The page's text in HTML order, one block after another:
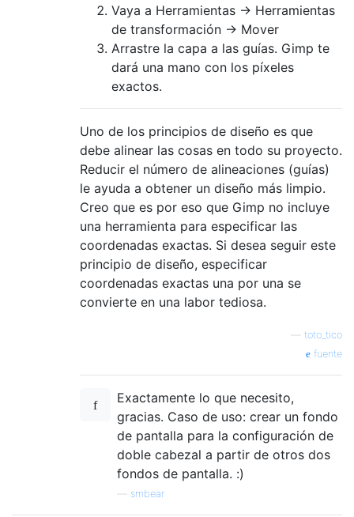
Vaya a Herramientas -> Herramientas
de transformación -> Mover
Arrastre la capa a las guías. Gimp te
dará una mano con los píxeles
exactos.
Uno de los principios de diseño es que
debe alinear las cosas en todo su proyecto.
Reducir el número de alineaciones (guías)
le ayuda a obtener un diseño más limpio.
Creo que es por eso que Gimp no incluye
una herramienta para especificar las
coordenadas exactas. Si desea seguir este
principio de diseño, especificar
coordenadas exactas una por una se
convierte en una labor tediosa.
toto_tico
fuente
Exactamente lo que necesito,
gracias. Caso de uso: crear un fondo
de pantalla para la configuración de
doble cabezal a partir de otros dos
fondos de pantalla. :)
smbear